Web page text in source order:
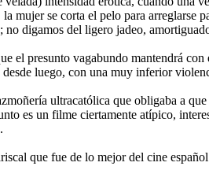
mujer se corta el pelo para arreglarse
no digamos del ligero jadeo,
el presunto vagabundo mantendrá
luego, con una muy inferior
ultracatólica que obligaba a
es un filme ciertamente atípico,
que fue de lo mejor del cine